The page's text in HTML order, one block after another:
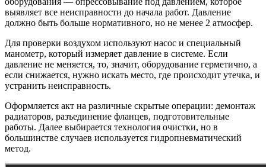
выявляет все неисправности до начала работ. Давление
должно быть больше нормативного, но не менее 2 атмосфер.
Для проверки воздухом используют насос и специальный
манометр, который измеряет давление в системе. Если
давление не меняется, то, значит, оборудование герметично, а
если снижается, нужно искать место, где происходит утечка, и
устранить неисправность.
Оформляется акт на различные скрытые операции: демонтаж
радиаторов, разъединение фланцев, подготовительные
работы. Далее выбирается технология очистки, но в
большинстве случаев используется гидропневматический
метод.